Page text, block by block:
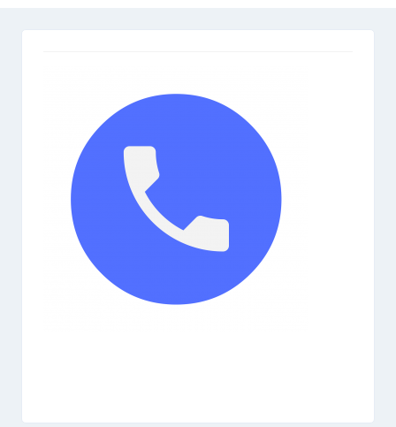
Gamme Loisir
Aliments Spéciaux
Aliment Basse-Cour
Compléments Nutritionnels